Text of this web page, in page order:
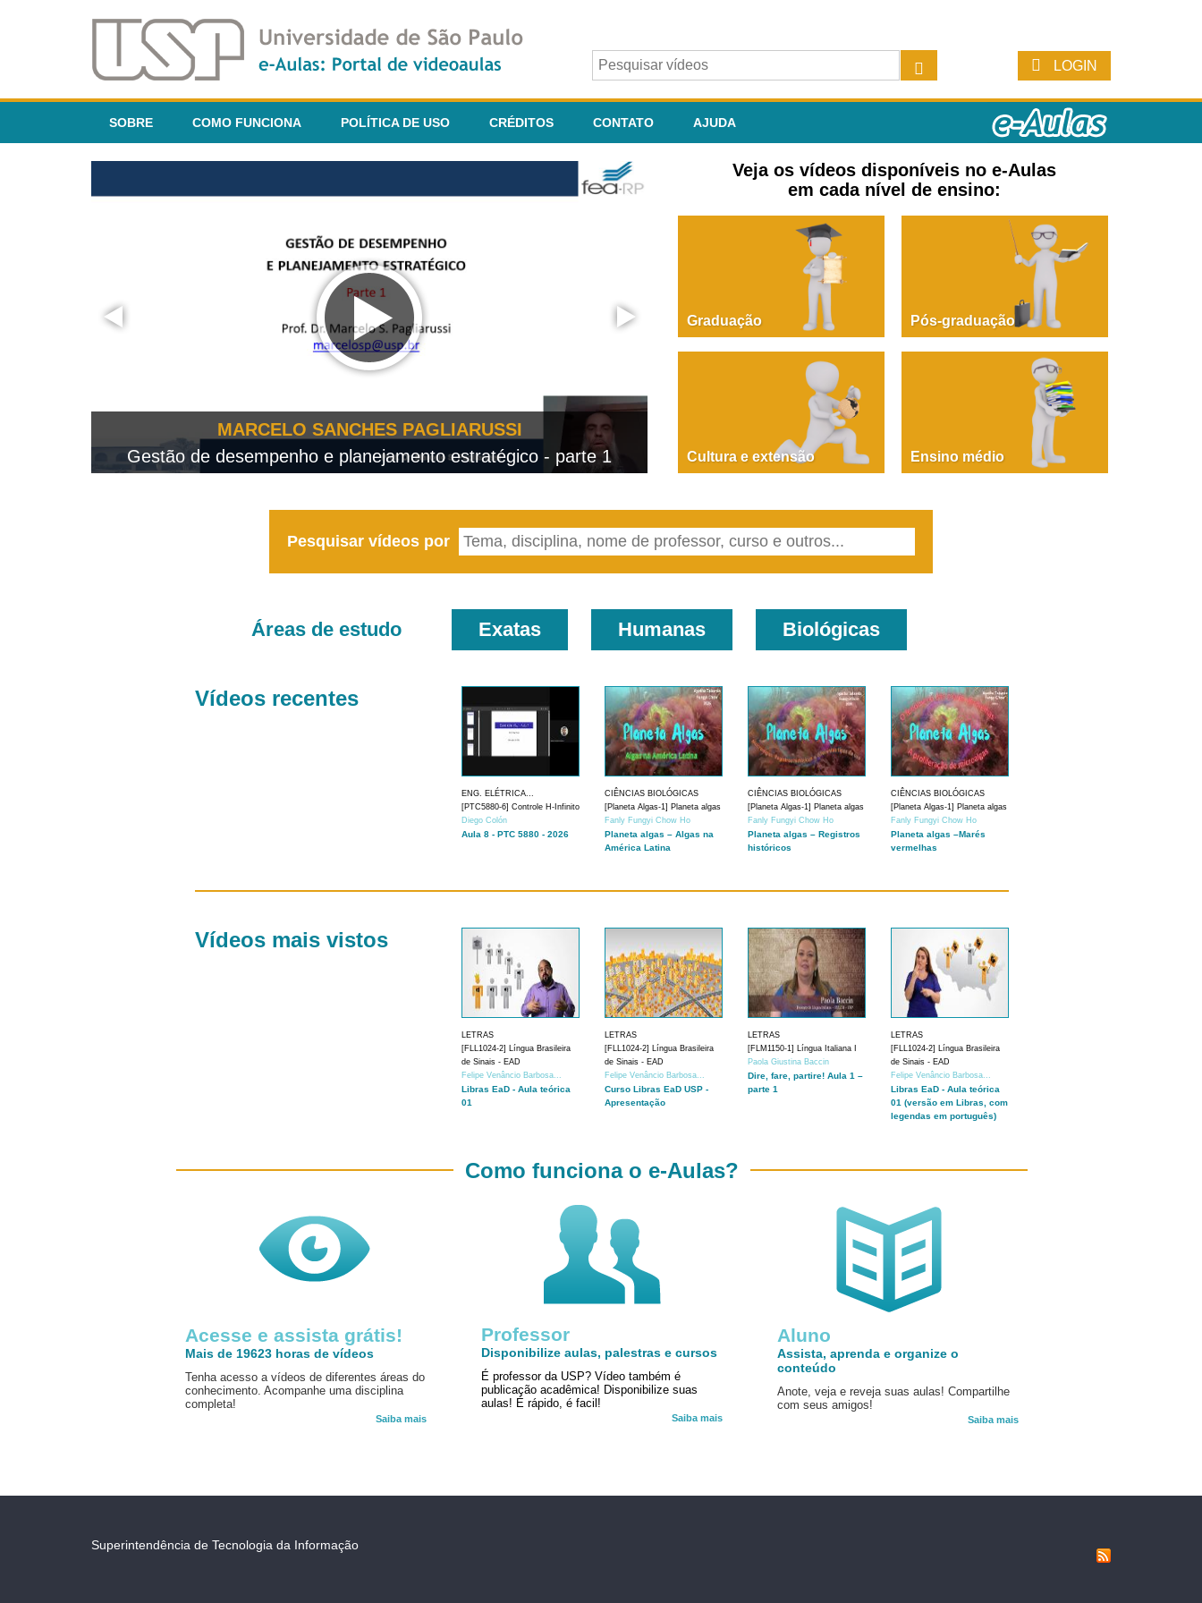
LOGIN
SOBRE COMO FUNCIONA POLÍTICA DE USO CRÉDITOS CONTATO AJUDA
MARCELO SANCHES PAGLIARUSSI
Gestão de desempenho e planejamento estratégico - parte 1
MARCOS MASSAO FUTAI
PEF3310 - Barragens de terra e enrocamento - Fundamentos -
Parte 1
Veja os vídeos disponíveis no e-Aulas
em cada nível de ensino:
Graduação Pós-graduação
Cultura e extensão Ensino médio
Pesquisar vídeos por
Áreas de estudo Exatas Humanas Biológicas
Vídeos recentes
ENG. ELÉTRICA...
[PTC5880-6] Controle H-Infinito
Diego Colón
Aula 8 - PTC 5880 - 2026
CIÊNCIAS BIOLÓGICAS
[Planeta Algas-1] Planeta algas
Fanly Fungyi Chow Ho
Planeta algas – Algas na
América Latina
CIÊNCIAS BIOLÓGICAS
[Planeta Algas-1] Planeta algas
Fanly Fungyi Chow Ho
Planeta algas – Registros
históricos
CIÊNCIAS BIOLÓGICAS
[Planeta Algas-1] Planeta algas
Fanly Fungyi Chow Ho
Planeta algas –Marés
vermelhas
Vídeos mais vistos
LETRAS
[FLL1024-2] Língua Brasileira
de Sinais - EAD
Felipe Venâncio Barbosa...
Libras EaD - Aula teórica
01
LETRAS
[FLL1024-2] Língua Brasileira
de Sinais - EAD
Felipe Venâncio Barbosa...
Curso Libras EaD USP -
Apresentação
LETRAS
[FLM1150-1] Língua Italiana I
Paola Giustina Baccin
Dire, fare, partire! Aula 1 –
parte 1
LETRAS
[FLL1024-2] Língua Brasileira
de Sinais - EAD
Felipe Venâncio Barbosa...
Libras EaD - Aula teórica
01 (versão em Libras, com
legendas em português)
Acesse e assista grátis!
Mais de 19623 horas de vídeos
Tenha acesso a vídeos de diferentes áreas do
conhecimento. Acompanhe uma disciplina
completa!
Saiba mais
Aluno
Assista, aprenda e organize o
conteúdo
Anote, veja e reveja suas aulas! Compartilhe
com seus amigos!
Saiba mais
Como funciona o e-Aulas?
Professor
Disponibilize aulas, palestras e cursos
É professor da USP? Vídeo também é
publicação acadêmica! Disponibilize suas
aulas! É rápido, é facil!
Saiba mais
Superintendência de Tecnologia da Informação